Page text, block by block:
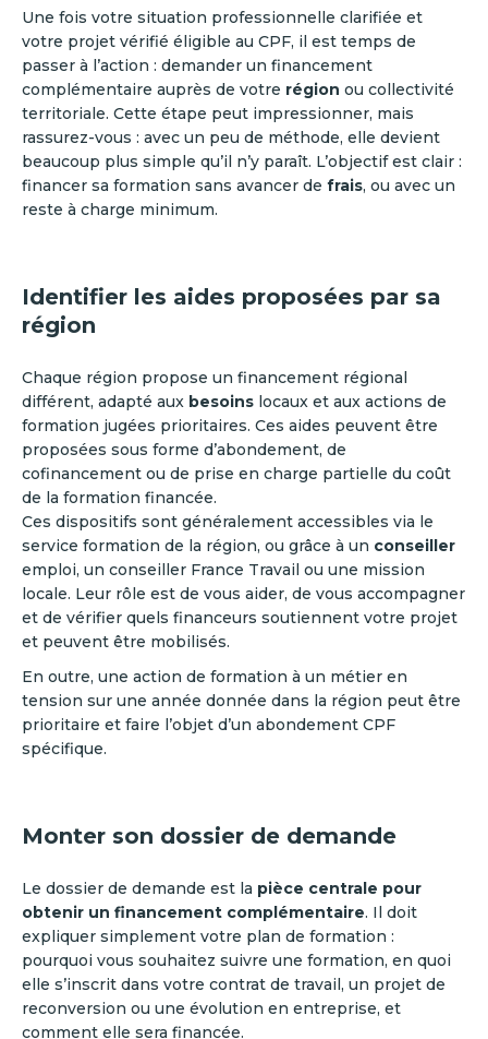
Une fois votre situation professionnelle clarifiée et
votre projet vérifié éligible au CPF, il est temps de
passer à l’action : demander un financement
complémentaire auprès de votre région ou collectivité
territoriale. Cette étape peut impressionner, mais
rassurez-vous : avec un peu de méthode, elle devient
beaucoup plus simple qu’il n’y paraît. L’objectif est clair :
financer sa formation sans avancer de frais, ou avec un
reste à charge minimum.
Identifier les aides proposées par sa
région
Chaque région propose un financement régional
différent, adapté aux besoins locaux et aux actions de
formation jugées prioritaires. Ces aides peuvent être
proposées sous forme d’abondement, de
cofinancement ou de prise en charge partielle du coût
de la formation financée.
Ces dispositifs sont généralement accessibles via le
service formation de la région, ou grâce à un conseiller
emploi, un conseiller France Travail ou une mission
locale. Leur rôle est de vous aider, de vous accompagner
et de vérifier quels financeurs soutiennent votre projet
et peuvent être mobilisés.
En outre, une action de formation à un métier en
tension sur une année donnée dans la région peut être
prioritaire et faire l’objet d’un abondement CPF
spécifique.
Monter son dossier de demande
Le dossier de demande est la pièce centrale pour
obtenir un financement complémentaire. Il doit
expliquer simplement votre plan de formation :
pourquoi vous souhaitez suivre une formation, en quoi
elle s’inscrit dans votre contrat de travail, un projet de
reconversion ou une évolution en entreprise, et
comment elle sera financée.